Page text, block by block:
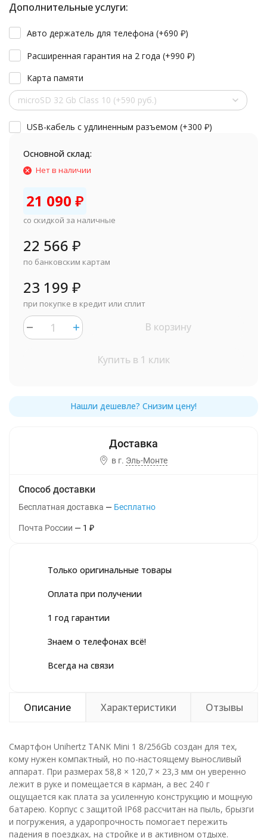
Дополнительные услуги:
Авто держатель для телефона (+690 ₽)
Расширенная гарантия на 2 года (+990 ₽)
Карта памяти
microSD 32 Gb Class 10 (+590 руб.)
USB-кабель с удлиненным разъемом (+300 ₽)
Основной склад:
Нет в наличии
21 090 ₽
со скидкой за наличные
22 566 ₽
по банковским картам
23 199 ₽
при покупке в кредит или сплит
В корзину
Купить в 1 клик
в г. Эль-Монте
Способ доставки
Бесплатная доставка Бесплатно
Почта России 1 ₽
Только оригинальные товары
Оплата при получении
1 год гарантии
Знаем о телефонах всё!
Всегда на связи
Описание Характеристики Отзывы
Смартфон Unihertz TANK Mini 1 8/256Gb создан для тех,
кому нужен компактный, но по-настоящему выносливый
аппарат. При размерах 58,8 × 120,7 × 23,3 мм он уверенно
лежит в руке и помещается в карман, а вес 240 г
ощущается как плата за усиленную конструкцию и мощную
батарею. Корпус с защитой IP68 рассчитан на пыль, брызги
и погружения, а ударопрочность помогает пережить
падения в поездках, на стройке и в активном отдыхе.